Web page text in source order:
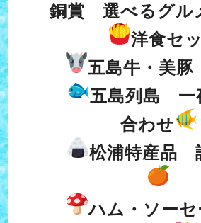
銅賞 選べるグル
洋食セ
五島牛・美豚
五島列島 一
合わせ
松浦特産品
ハム・ソー